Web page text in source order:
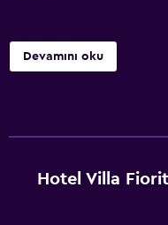
Devamını oku
Hotel Villa